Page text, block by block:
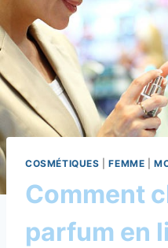
COSMÉTIQUES |FEMME |
Comment
parfum en